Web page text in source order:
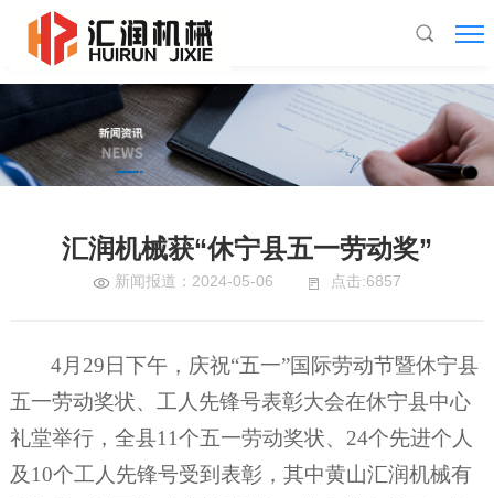
LEDONG.COM,乐动(中国)
汇润机械获“休宁县五一劳动奖”
新闻报道：2024-05-06 点击:6857
4月29日下午，庆祝“五一”国际劳动节暨休宁县
五一劳动奖状、工人先锋号表彰大会在休宁县中心
礼堂举行，全县11个五一劳动奖状、24个先进个人
及10个工人先锋号受到表彰，其中黄山汇润机械有